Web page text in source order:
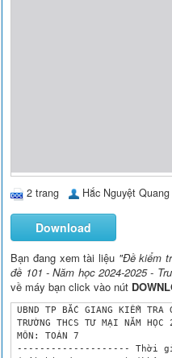
2 trang Hắc Nguyệt Quang
Download
Bạn đang xem tài liệu "Đề kiểm
đề 101 - Năm học 2024-2025 -
về máy bạn click vào nút
UBND TP BẮC GIANG KIỂM TRA
TRƯỜNG THCS TƯ MẠI NĂM
MÔN: TOÁN 7
-------------------- Thời